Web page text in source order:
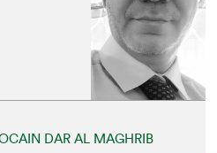
DAR AL MAGHRIB